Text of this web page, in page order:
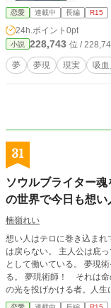
恋愛 連載中 長編 R15
24h.ポイント 0pt
小説 228,743 位 /
夢 夢現 現実 吸
31
ソウルブライター
の世界で今日も想
楠嶺れい
想い人はテロに巻き込ま
は戻らない。 主人公は庇
として働いている。 夢現術それは古くから伝わる死を迎えるための魔術であ
る。 夢現術師！ それは命の炎が消えようとしたとき、魂を燃え上がらせ希望
の光を投げかける者。人
たとえ創られた夢が虚像で